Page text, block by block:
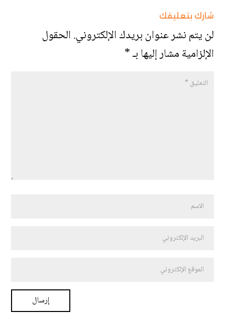
شارك بتعليقك
لن يتم نشر عنوان بريدك الإلكتروني.الحقول
الإلزامية مشار إليها بـ*